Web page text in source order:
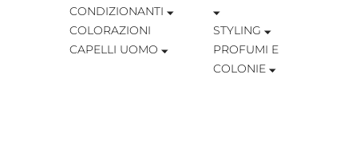
CONDIZIONANTI
COLORAZIONI
CAPELLI UOMO
STYLING
PROFUMI E
COLONIE